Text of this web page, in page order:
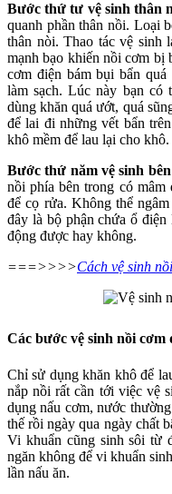
Bước thứ tư vệ sinh thân
quanh phần thân nồi. Loại
thân nòi. Thao tác vệ sinh
mạnh bạo khiến nồi cơm bị
cơm điện bám bụi bẩn
làm sạch. Lúc này bạn có
dùng khăn quá ướt, quá
để lai đi những vết bẩn
khô mềm để lau lại cho khô.
Bước thứ năm vệ sinh
nồi phía bên trong có
để cọ rửa. Không thể
đây là bộ phận chứa ổ
động được hay không.
===>>>>Cách vệ sinh
Các bước vệ sinh nồi cơm
Chỉ sử dụng khăn khô để
nắp nồi rất cần tới việc vệ
dụng nấu cơm, nước
thế rồi ngày qua ngày chất
Vi khuẩn cũng sinh sôi từ
ngăn không để vi khuẩn
lần nấu ăn.